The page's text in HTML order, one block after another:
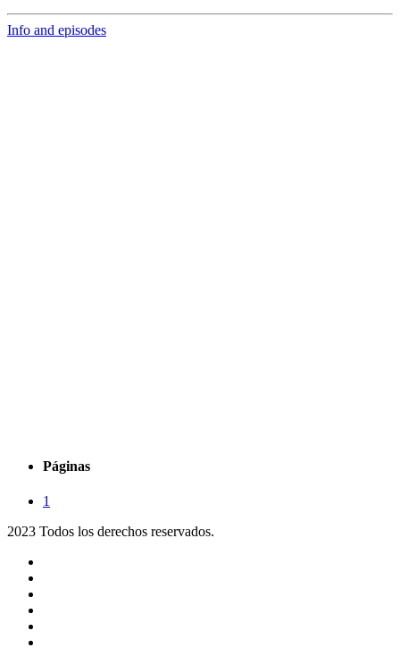
Info and episodes
Páginas
1
2023 Todos los derechos reservados.